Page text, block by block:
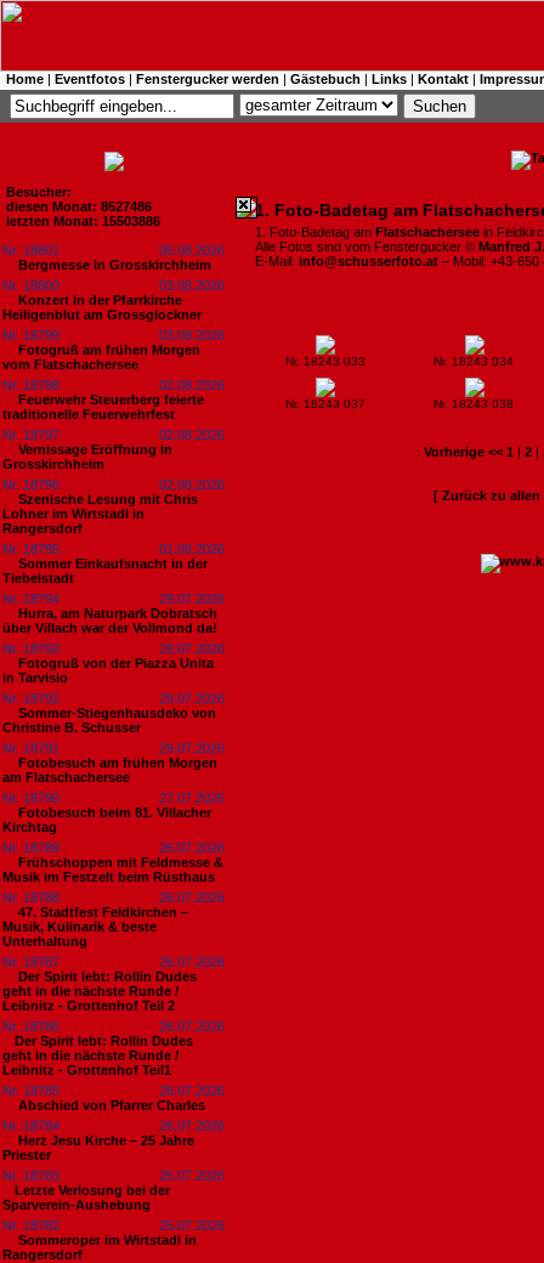
Home | Eventfotos | Fenstergucker werden | Gästebuch | Links | Kontakt |
Besucher:
diesen Monat: 8527486
letzten Monat: 15503886
Nr. 18801
06.08.2026
Bergmesse in Grosskirchheim
Nr. 18800
03.08.2026
Konzert in der Pfarrkirche
Heiligenblut am Grossglockner
Nr. 18799
03.08.2026
Fotogruß am frühen Morgen
vom Flatschachersee
Nr. 18798
02.08.2026
Feuerwehr Steuerberg feierte
traditionelle Feuerwehrfest
Nr. 18797
02.08.2026
Vernissage Eröffnung in
Grosskirchheim
Nr. 18796
02.08.2026
Szenische Lesung mit Chris
Lohner im Wirtstadl in
Rangersdorf
Nr. 18795
01.08.2026
Sommer Einkaufsnacht in der
Tiebelstadt
Nr. 18794
29.07.2026
Hurra, am Naturpark Dobratsch
über Villach war der Vollmond da!
Nr. 18793
29.07.2026
Fotogruß von der Piazza Unita
in Tarvisio
Nr. 18792
29.07.2026
Sommer-Stiegenhausdeko von
Christine B. Schusser
Nr. 18791
29.07.2026
Fotobesuch am frühen Morgen
am Flatschachersee
Nr. 18790
27.07.2026
Fotobesuch beim 81. Villacher
Kirchtag
Nr. 18789
26.07.2026
Frühschoppen mit Feldmesse &
Musik im Festzelt beim Rüsthaus
Nr. 18788
26.07.2026
47. Stadtfest Feldkirchen –
Musik, Kulinarik & beste
Unterhaltung
Nr. 18787
26.07.2026
Der Spirit lebt: Rollin Dudes
geht in die nächste Runde /
Leibnitz - Grottenhof Teil 2
Nr. 18786
26.07.2026
​Der Spirit lebt: Rollin Dudes
geht in die nächste Runde /
Leibnitz - Grottenhof Teil1
Nr. 18785
26.07.2026
Abschied von Pfarrer Charles
Nr. 18784
26.07.2026
Herz Jesu Kirche – 25 Jahre
Priester
Nr. 18783
25.07.2026
​Letzte Verlosung bei der
Sparverein-Aushebung
Nr. 18782
25.07.2026
Sommeroper im Wirtstadl in
Rangersdorf
1. Foto-Badetag am
1. Foto-Badetag am Flatschachersee in
Alle Fotos sind vom Fenstergucker © Manfred
E-Mail: info@schusserfoto.at – Mobil: +43-650
Nr. 18243 033 Nr. 18243 034
Nr. 18243 037 Nr. 18243 038
: Vorherige << 1 | 2 |
[ Zurück zu